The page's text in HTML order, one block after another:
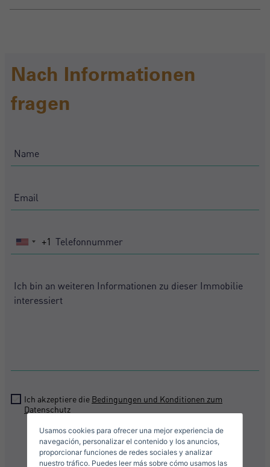
Nach Informationen
fragen
United
+1
Ich akzeptiere die Bedingungen und Konditionen zum
Datenschutz
Senden
Descargar Expose
Crear una cuenta
Email*
Verkaufen Sie Ihre Immobilie
Usamos cookies para ofrecer una mejor experiencia de
navegación, personalizar el contenido y los anuncios,
proporcionar funciones de redes sociales y analizar
nuestro tráfico. Puedes leer más sobre cómo usamos las